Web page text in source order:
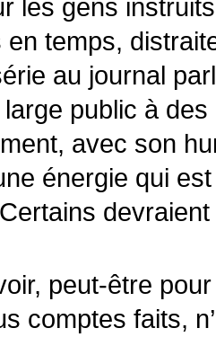
les gens
en temps,
au journal
large public à
avec son
énergie qui
peut-être
comptes faits,